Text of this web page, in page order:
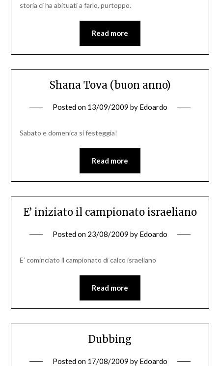
storia ci ha abituati a farlo, purtoppo.
Read more
Shana Tova (buon anno)
Posted on 13/09/2009 by Edoardo
Sabato e domenica si festeggia!
Read more
E’ iniziato il campionato israeliano
Posted on 23/08/2009 by Edoardo
E’ cominciato il campionato di calco israeliano
Read more
Dubbing
Posted on 17/08/2009 by Edoardo